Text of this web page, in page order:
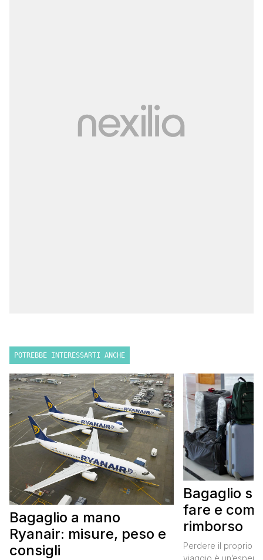
POTREBBE INTERESSARTI ANCHE
Bagaglio a mano
Ryanair: misure, peso e
consigli
Bagaglio
fare e
rimborso
Perdere il proprio
viaggio è